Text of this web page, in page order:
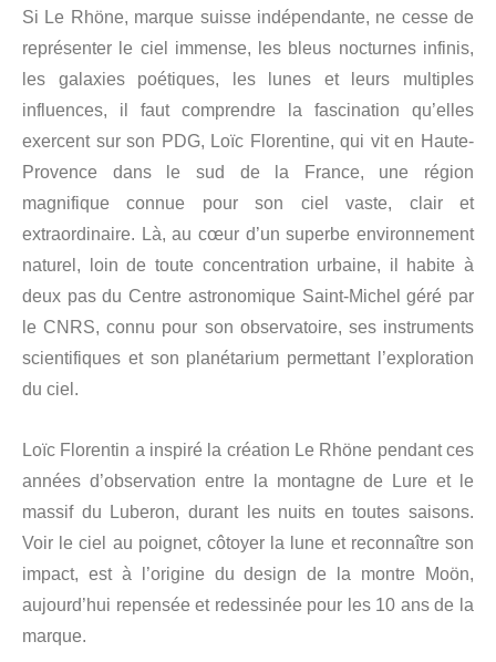
Si Le Rhöne, marque suisse indépendante, ne cesse de
représenter le ciel immense, les bleus nocturnes infinis,
les galaxies poétiques, les lunes et leurs multiples
influences, il faut comprendre la fascination qu’elles
exercent sur son PDG, Loïc Florentine, qui vit en Haute-
Provence dans le sud de la France, une région
magnifique connue pour son ciel vaste, clair et
extraordinaire. Là, au cœur d’un superbe environnement
naturel, loin de toute concentration urbaine, il habite à
deux pas du Centre astronomique Saint-Michel géré par
le CNRS, connu pour son observatoire, ses instruments
scientifiques et son planétarium permettant l’exploration
du ciel.
Loïc Florentin a inspiré la création Le Rhöne pendant ces
années d’observation entre la montagne de Lure et le
massif du Luberon, durant les nuits en toutes saisons.
Voir le ciel au poignet, côtoyer la lune et reconnaître son
impact, est à l’origine du design de la montre Moön,
aujourd’hui repensée et redessinée pour les 10 ans de la
marque.